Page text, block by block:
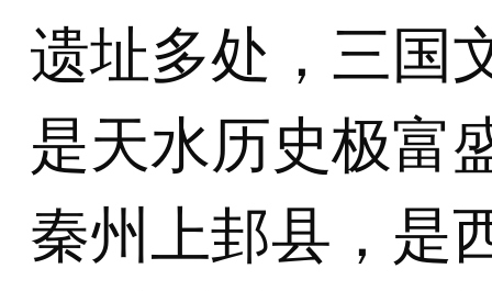
遗址多处，三国
是天水历史极富
秦州上邽县，是